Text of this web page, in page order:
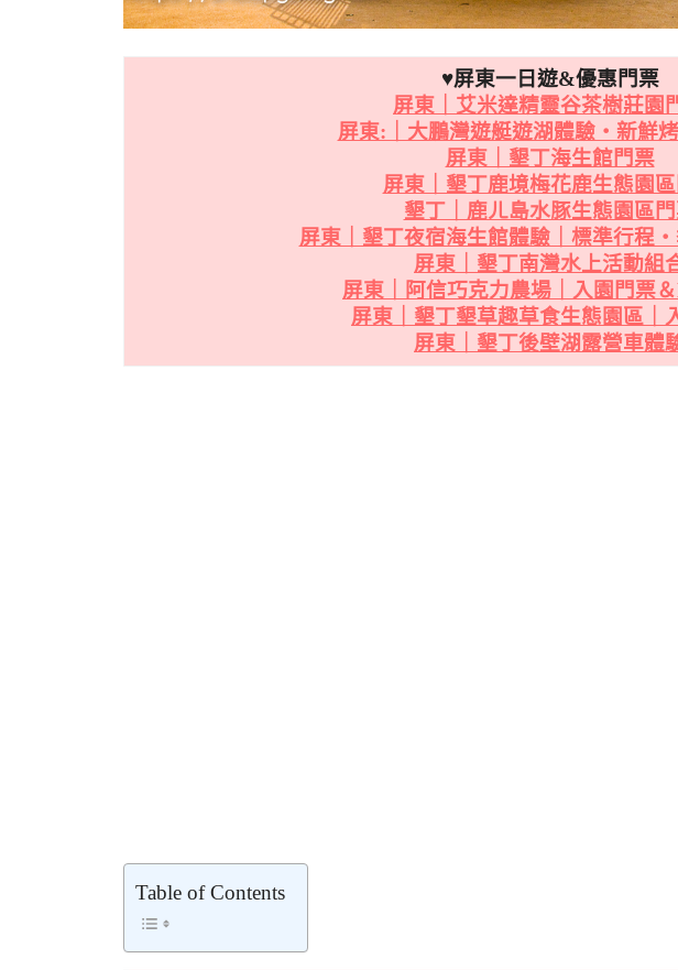
♥屏東一日遊&優惠門票
屏東｜艾米達精靈谷茶樹莊園
屏東:｜大鵬灣遊艇遊湖體驗・新鮮
屏東｜墾丁海生館門票
屏東｜墾丁鹿境梅花鹿生態園
墾丁｜鹿ㄦ島水豚生態園區
屏東｜墾丁夜宿海生館體驗｜標準行程
屏東｜墾丁南灣水上活動組
屏東｜阿信巧克力農場｜入園門票
屏東｜墾丁墾草趣草食生態園區｜
屏東｜墾丁後壁湖露營車體
Table of Contents